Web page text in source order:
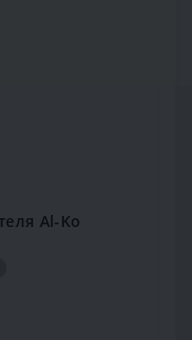
Al-Ko